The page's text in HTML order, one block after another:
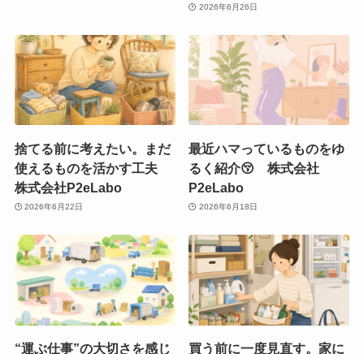
2026年6月26日
捨てる前に考えたい。まだ
使えるものを活かす工夫
株式会社P2eLabo
2026年6月22日
最近ハマっているものをゆ
るく紹介😚 株式会社
P2eLabo
2026年6月18日
“運ぶ仕事”の大切さを感じ 買う前に一度見直す。家に